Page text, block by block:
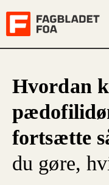
Hvordan
fortsætte
du gøre,